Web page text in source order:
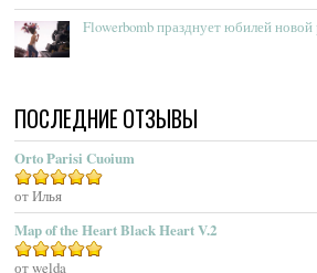
Acqua Di Monaco
Acqua Di Parma
Acqua Di Sardegna
Acqua Di Stresa
Adam Levine
Adamo Parfum
Adidas
Adolfo Dominguez
Flowerbomb празднует юбилей
ПОСЛЕДНИЕ ОТЗЫВЫ
Orto Parisi Cuoium
Оценка
от Илья
Map of the Heart Black Heart V.2
Оценка5
от welda